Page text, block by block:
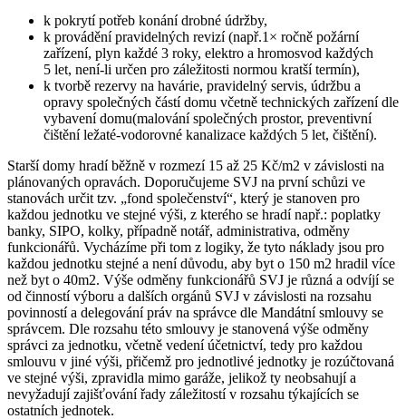
k pokrytí potřeb konání drobné údržby,
k provádění pravidelných revizí (např.1× ročně požární
zařízení, plyn každé 3 roky, elektro a hromosvod každých
5 let, není-li určen pro záležitosti normou kratší termín),
k tvorbě rezervy na havárie, pravidelný servis, údržbu a
opravy společných částí domu včetně technických zařízení dle
vybavení domu(malování společných prostor, preventivní
čištění ležaté-vodorovné kanalizace každých 5 let, čištění).
Starší domy hradí běžně v rozmezí 15 až 25 Kč/m2 v závislosti na
plánovaných opravách. Doporučujeme SVJ na první schůzi ve
stanovách určit tzv. „fond společenství“, který je stanoven pro
každou jednotku ve stejné výši, z kterého se hradí např.: poplatky
banky, SIPO, kolky, případně notář, administrativa, odměny
funkcionářů. Vycházíme při tom z logiky, že tyto náklady jsou pro
každou jednotku stejné a není důvodu, aby byt o 150 m2 hradil více
než byt o 40m2. Výše odměny funkcionářů SVJ je různá a odvíjí se
od činností výboru a dalších orgánů SVJ v závislosti na rozsahu
povinností a delegování práv na správce dle Mandátní smlouvy se
správcem. Dle rozsahu této smlouvy je stanovená výše odměny
správci za jednotku, včetně vedení účetnictví, tedy pro každou
smlouvu v jiné výši, přičemž pro jednotlivé jednotky je rozúčtovaná
ve stejné výši, zpravidla mimo garáže, jelikož ty neobsahují a
nevyžadují zajišťování řady záležitostí v rozsahu týkajících se
ostatních jednotek.